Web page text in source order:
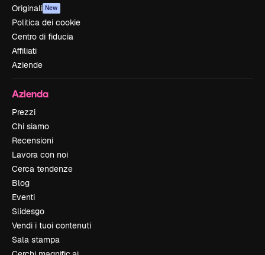
Originali New
Politica dei cookie
Centro di fiducia
Affiliati
Aziende
Azienda
Prezzi
Chi siamo
Recensioni
Lavora con noi
Cerca tendenze
Blog
Eventi
Slidesgo
Vendi i tuoi contenuti
Sala stampa